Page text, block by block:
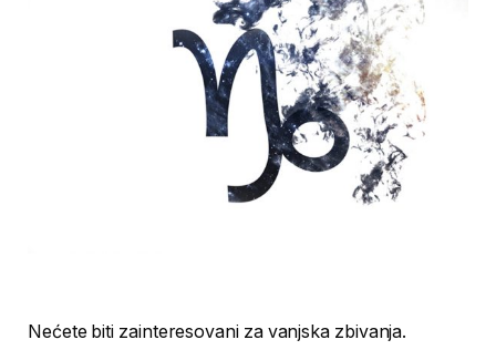
Nećete biti zainteresovani za vanjska zbivanja.